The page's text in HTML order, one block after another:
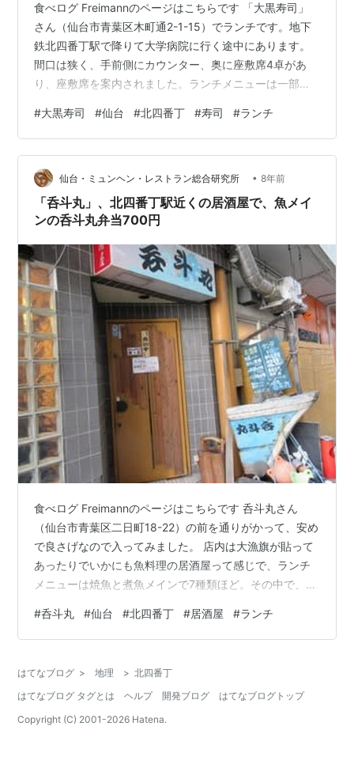
食べログ Freimannのページはこちらです 「大黒寿司」
さん（仙台市青葉区木町通2-1-15）でランチです。地下
鉄北四番丁駅で降りて大学病院に行く途中にあります。
間口は狭く、手前側にカウンター、奥に座敷席4卓があ
り、座敷席を案内されました。ランチメニューは一部写
り、焼魚定食850円～にぎり2,350円まで、値段の幅がか
なり広い。今回はちらし丼980円にしました。ちらし丼
980円 まぐろ、ほたて、たこ、蒸しえび、サーモン、カ
ンパチ、トピッコ、玉子焼き、きゅうり、かまぼこ、桜
でんぶです。ひじきと大豆煮、なめこ汁、たくあんの
他、ミニサイズのコーヒ…
#大黒寿司 #仙台 #北四番丁 #寿司 #ランチ
仙台・ミュンヘン・レストラン総合研究所 • 8年前
「呑斗丸」、北四番丁駅近くの居酒屋で、魚メイ
ンの呑斗丸弁当700円
食べログ Freimannのページはこちらです 呑斗丸さん
（仙台市青葉区二日町18-22）の前を通りがかって、安め
で良さげなので入ってみました。 店内は大漁旗が貼って
あったりでいかにも魚料理の居酒屋って感じで、ランチ
メニューは焼魚と煮魚メインで7種類ほど。その中で、店
ので50円引きになり、700円です。 料理待ちは私の前に
2名、後に1名いましたが、なぜか私は後客の後になり、
空いていると思うけど、これで込むお昼時だとどれだけ
待たされるんだろう？時間に限りのある昼休みに、これ
はキツイな～。 呑斗…
#呑斗丸 #仙台 #北四番丁 #居酒屋 #ランチ
はてなブログ > 地理 > 北四番丁
はてなブログ タグとは
ヘルプ 開発ブログ
はてなブログトップ
Copyright (C) 2001-2026 Hatena.